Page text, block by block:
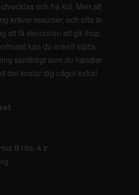
och ha kul. Men att
kräver resurser, och ofta är
att få ekonomin att gå ihop.
kan du enkelt stötta
samtidigt som du handlar
det kostar dig något extra!
B19a, 4 tr